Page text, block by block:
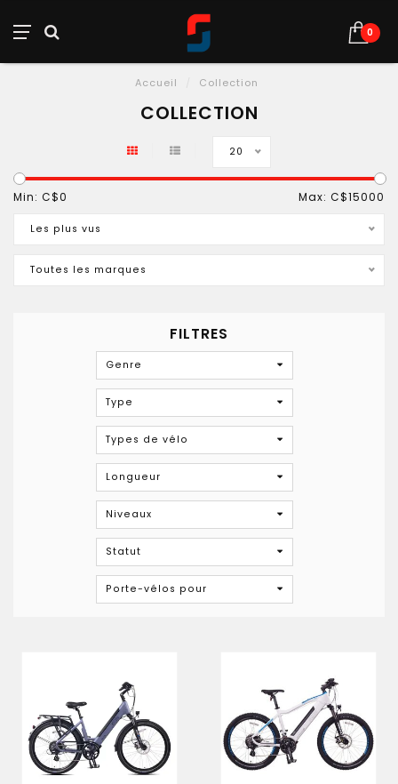
0
Accueil Collection
COLLECTION
20
Min: C$0 Max: C$15000
Les plus vus
Toutes les marques
FILTRES
Genre
Type
Types de vélo
Longueur
Niveaux
Statut
Porte-vélos pour